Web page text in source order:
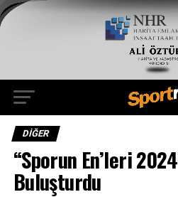
DIĞER
“Sporun En’leri
Buluşturdu